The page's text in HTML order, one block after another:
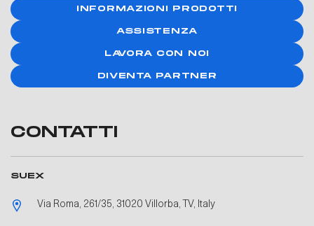
INFORMAZIONI PRODOTTI
ASSISTENZA
LAVORA CON NOI
DIVENTA PARTNER
CONTATTI
SUEX
Via Roma, 261/35, 31020 Villorba, TV, Italy